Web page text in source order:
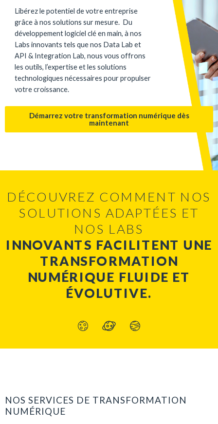
Libérez le potentiel de votre entreprise
grâce à nos solutions sur mesure. Du
développement logiciel clé en main, à nos
Labs innovants tels que nos Data Lab et
API & Integration Lab, nous vous offrons
les outils, l’expertise et les solutions
technologiques nécessaires pour propulser
votre croissance.
Démarrez votre transformation numérique dès
maintenant
DÉCOUVREZ COMMENT NOS
SOLUTIONS ADAPTÉES ET
NOS LABS
INNOVANTS FACILITENT UNE
TRANSFORMATION
NUMÉRIQUE FLUIDE ET
ÉVOLUTIVE.
NOS SERVICES DE TRANSFORMATION
NUMÉRIQUE